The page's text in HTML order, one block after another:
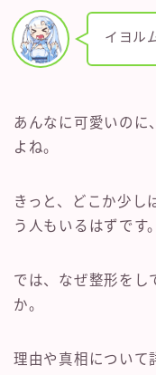
イヨル
あんなに可愛いのに
よね。
きっと、どこか少し
う人もいるはずです。
では、なぜ整形をし
か。
理由や真相について